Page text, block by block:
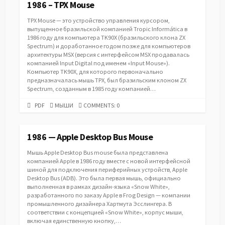
1986 – TPX Mouse
TPX Mouse — это устройство управления курсором,
выпущенное бразильской компанией Tropic Informática в
1986 году для компьютера TK90X (бразильского клона ZX
Spectrum) и доработанное годом позже для компьютеров
архитектуры MSX (версия с интерфейсом MSX продавалась
компанией Input Digital под именем «Input Mouse»).
Компьютер TK90X, для которого первоначально
предназначалась мышь TPX, был бразильским клоном ZX
Spectrum, созданным в 1985 году компанией…
PDF
PDF CATEGORIES
МЫШИ COMMENTS: 0
1986 — Apple Desktop Bus Mouse
Мышь Apple Desktop Bus mouse была представлена
компанией Apple в 1986 году вместе с новой интерфейсной
шиной для подключения периферийных устройств, Apple
Desktop Bus (ADB). Это была первая мышь, официально
выполненная в рамках дизайн-языка «Snow White»,
разработанного по заказу Apple в Frog Design — компании
промышленного дизайнера Хартмута Эсслингера. В
соответствии с концепцией «Snow White», корпус мыши,
включая единственную кнопку,…